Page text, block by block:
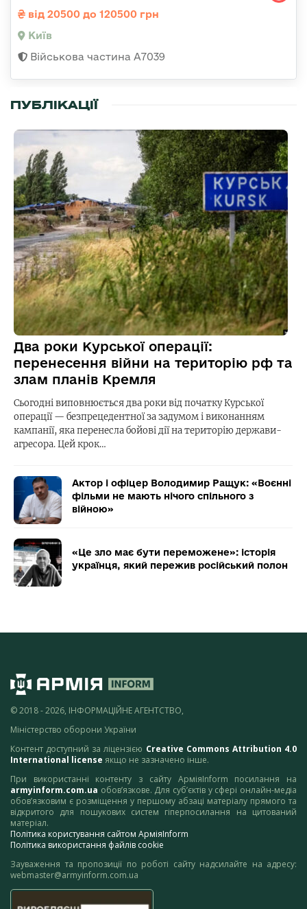
від 20500 до 120500 грн
Київ
Військова частина А7039
ПУБЛІКАЦІЇ
Два роки Курської операції:
перенесення війни на територію рф та
злам планів Кремля
Сьогодні виповнюється два роки від початку Курської
операції — безпрецедентної за задумом і виконанням
кампанії, яка перенесла бойові дії на територію держави-
агресора. Цей крок…
Актор і офіцер Володимир Ращук: «Воєнні
фільми не мають нічого спільного з
війною»
«Це зло має бути переможене»: історія
українця, який пережив російський полон
© 2018 - 2026, ІНФОРМАЦІЙНЕ АГЕНТСТВО,
Міністерство оборони України
Контент доступний за ліцензією Creative Commons Attribution 4.0
International license якщо не зазначено інше.
При використанні контенту з сайту АрміяInform посилання на
armyinform.com.ua обов’язкове. Для суб’єктів у сфері онлайн-медіа
обов’язковим є розміщення у першому абзаці матеріалу прямого та
відкритого для пошукових систем гіперпосилання на цитований
матеріал.
Політика користування сайтом АрміяInform
Політика використання файлів cookie
Зауваження та пропозиції по роботі сайту надсилайте на адресу:
webmaster@armyinform.com.ua